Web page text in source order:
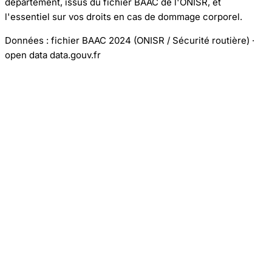
l'essentiel sur vos droits en cas de dommage corporel.
Données : fichier BAAC 2024 (ONISR / Sécurité routière) ·
open data data.gouv.fr